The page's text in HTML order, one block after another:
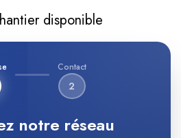
disponible
Contact
2
notre réseau